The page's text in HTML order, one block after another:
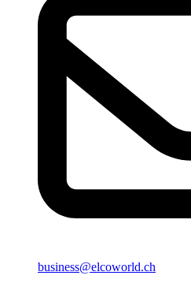
business@elcoworld.ch